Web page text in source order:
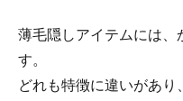
薄毛隠しアイテムには、
す。
どれも特徴に違いがあり